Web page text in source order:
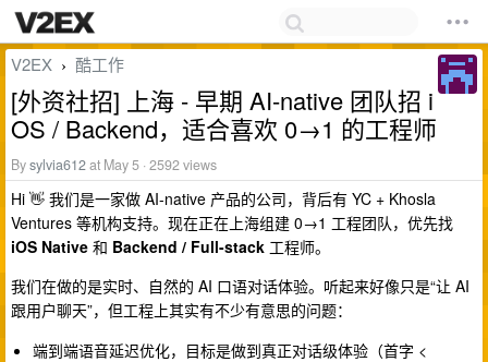
V2EX › 酷工作
[外资社招] 上海 - 早期 AI-native 团队招 i
OS / Backend，适合喜欢 0→1 的工程师
Bysylvia612at May 5 · 2592 views
Hi 👋 我们是一家做 AI-native 产品的公司，背后有 YC + Khosla
Ventures 等机构支持。现在正在上海组建 0→1 工程团队，优先找
iOS Native 和 Backend / Full-stack 工程师。
我们在做的是实时、自然的 AI 口语对话体验。听起来好像只是“让 AI
跟用户聊天”，但工程上其实有不少有意思的问题：
端到端语音延迟优化，目标是做到真正对话级体验（首字 <